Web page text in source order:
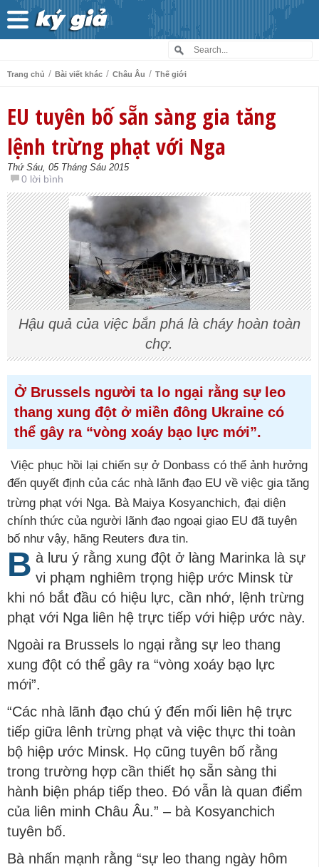
Trang chủ / Bài viết khác / Châu Âu / Thế giới
EU tuyên bố sẵn sàng gia tăng
lệnh trừng phạt với Nga
Thứ Sáu, 05 Tháng Sáu 2015
0 lời bình
Hậu quả của việc bắn phá là cháy hoàn toàn
chợ.
Ở Brussels người ta lo ngại rằng sự leo
thang xung đột ở miền đông Ukraine có
thể gây ra “vòng xoáy bạo lực mới”.
Việc phục hồi lại chiến sự ở Donbass có thể ảnh hưởng
đến quyết định của các nhà lãnh đạo EU về việc gia tăng
trừng phạt với Nga. Bà Maiya Kosyanchich, đại diện
chính thức của người lãnh đạo ngoại giao EU đã tuyên
bố như vậy, hãng Reuters đưa tin.
B à lưu ý rằng xung đột ở làng Marinka là sự
vi phạm nghiêm trọng hiệp ước Minsk từ
khi nó bắt đầu có hiệu lực, cần nhớ, lệnh trừng
phạt với Nga liên hệ trực tiếp với hiệp ước này.
Ngoài ra Brussels lo ngại rằng sự leo thang
xung đột có thể gây ra “vòng xoáy bạo lực
mới”.
“Các nhà lãnh đạo chú ý đến mối liên hệ trực
tiếp giữa lênh trừng phạt và việc thực thi toàn
bộ hiệp ước Minsk. Họ cũng tuyên bố rằng
trong trường hợp cần thiết họ sẵn sàng thi
hành biện pháp tiếp theo. Đó vẫn là quan điểm
của liên minh Châu Âu.” – bà Kosyanchich
tuyên bố.
Bà nhấn mạnh rằng “sự leo thang ngày hôm